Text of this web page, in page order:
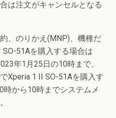
は注文がキャンセルとなる
、のりかえ(MNP)、機種だ
51Aを購入する場合は
年1月25日の10時まで、
Xperia 1 II SO-51Aを購入す
から10時までシステムメ